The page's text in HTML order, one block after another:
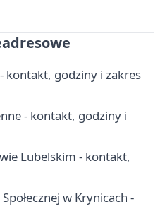
kontakt, godziny i zakres
- kontakt, godziny i
Lubelskim - kontakt,
w Krynicach -